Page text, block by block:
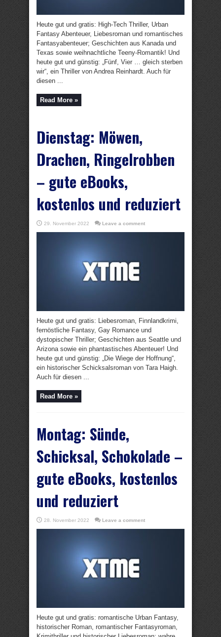
Heute gut und gratis: High-Tech Thriller, Urban
Fantasy Abenteuer, Liebesroman und romantisches
Fantasyabenteuer; Geschichten aus Kanada und
Texas sowie weihnachtliche Teeny-Romantik! Und
heute gut und günstig: „Fünf, Vier … gleich sterben
wir“, ein Thriller von Andrea Reinhardt. Auch für
diesen ...
Read More »
Dienstag: Möwen,
Drachen, Ringelrobben
– gute eBooks,
kostenlos und reduziert
29. November 2022 Leave a comment
Heute gut und gratis: Liebesroman, Finnlandkrimi,
fernöstliche Fantasy, Gay Romance und
dystopischer Thriller; Geschichten aus Seattle und
Arizona sowie ein phantastisches Abenteuer! Und
heute gut und günstig: „Die Wiege der Hoffnung“,
ein historischer Schicksalsroman von Tara Haigh.
Auch für diesen ...
Read More »
Montag: Sünde,
Schicksal, Schokolade –
gute eBooks, kostenlos
und reduziert
28. November 2022 Leave a comment
Heute gut und gratis: romantische Urban Fantasy,
historischer Roman, romantischer Fantasyroman,